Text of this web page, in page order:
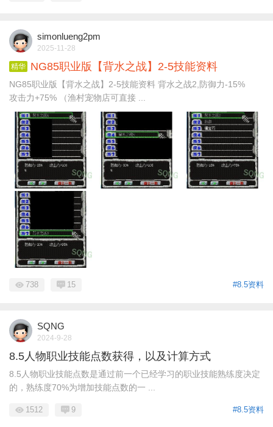
simonlueng2pm
2025-11-28
精华 NG85职业版【背水之战】2-5技能资料
NG85职业版【背水之战】2-5技能资料 背水之战2,防御力-15%
攻击力+75% （渔村宠物店可直接 ...
#8.5资料
738 15
SQNG
2024-9-28
8.5人物职业技能点数获得，以及计算方式
8.5人物职业技能点数是通过前一个已经学习的职业技能熟练度决定
的，熟练度70%为增加技能点数的一 ...
#8.5资料
1512 9